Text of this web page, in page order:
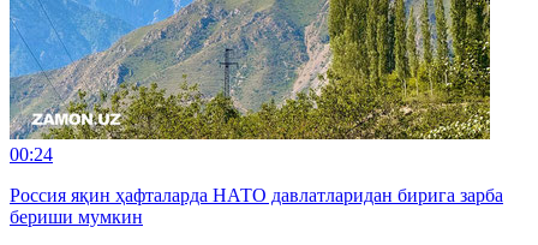
00:24
Россия яқин ҳафталарда НАТО давлатларидан бирига зарба
бериши мумкин